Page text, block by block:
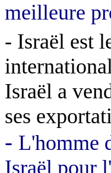
meilleure
- Israël est
Israël a
ses
- L'homme
Israël pour